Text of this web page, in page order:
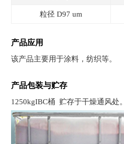
粒径 D97 um
产品应用
该产品主要用于涂料，纺织等。
产品包装与贮存
1250kgIBC桶 贮存于干燥通风处。